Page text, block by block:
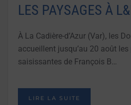
LES PAYSAGES À
À La Cadière-d’Azur (Var), les
accueillent jusqu’au 20 août
saisissantes de François B…
LIRE LA SUITE